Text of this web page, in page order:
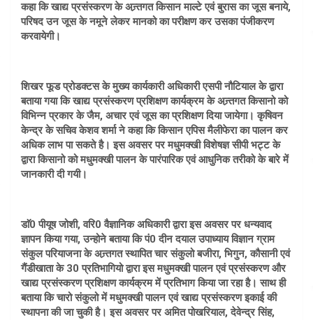
कहा कि खाद्य प्रसंस्करण के अन्र्तगत किसान माल्टे एवं बुरास का जूस बनाये,
परिषद उन जूस के नमूने लेकर मानको का परीक्षण कर उसका पंजीकरण
करवायेगी।
शिखर फूड प्रोडक्टस के मुख्य कार्यकारी अधिकारी एसपी नौटियाल के द्वारा
बताया गया कि खाद्य प्रसंस्करण प्रशिक्षण कार्यक्रम के अन्र्तगत किसानो को
विभिन्न प्रकार के जैम, अचार एवं जूस का प्रशिक्षण दिया जायेगा। कृषिवन
केन्द्र के सचिव केशव शर्मा ने कहा कि किसान एपिस मैलीफेरा का पालन कर
अधिक लाभ पा सकते है। इस अवसर पर मधुमक्खी विशेषज्ञ सीपी भट्ट के
द्वारा किसानो को मधुमक्खी पालन के पारंपारिक एवं आधुनिक तरीको के बारे में
जानकारी दी गयी।
डाॅ0 पीयूष जोशी, वरि0 वैज्ञानिक अधिकारी द्वारा इस अवसर पर धन्यवाद
ज्ञापन किया गया, उन्होने बताया कि पं0 दीन दयाल उपाध्याय विज्ञान ग्राम
संकुल परियाजना के अन्र्तगत स्थापित चार संकुलो बजीरा, भिगुन, कौसानी एवं
गैंडीखाता के 30 प्रतिभागियो द्वारा इस मधुमक्खी पालन एवं प्रसंस्करण और
खाद्य प्रसंस्करण प्रशिक्षण कार्यक्रम में प्रतिभाग किया जा रहा है। साथ ही
बताया कि चारो संकुलो में मधुमक्खी पालन एवं खाद्य प्रसंस्करण इकाई की
स्थापना की जा चुकी है। इस अवसर पर अमित पोखरियाल, देवेन्द्र सिंह,